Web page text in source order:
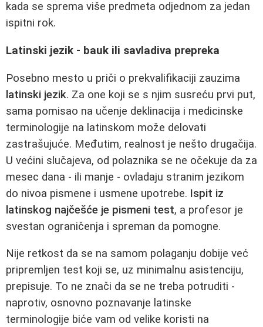
kada se sprema više predmeta odjednom za jedan
ispitni rok.
Latinski jezik - bauk ili savladiva prepreka
Posebno mesto u priči o prekvalifikaciji zauzima
latinski jezik. Za one koji se s njim susreću prvi put,
sama pomisao na učenje deklinacija i medicinske
terminologije na latinskom može delovati
zastrašujuće. Međutim, realnost je nešto drugačija.
U većini slučajeva, od polaznika se ne očekuje da za
mesec dana - ili manje - ovladaju stranim jezikom
do nivoa pismene i usmene upotrebe. Ispit iz
latinskog najčešće je pismeni test, a profesor je
svestan ograničenja i spreman da pomogne.
Nije retkost da se na samom polaganju dobije već
pripremljen test koji se, uz minimalnu asistenciju,
prepisuje. To ne znači da se ne treba potruditi -
naprotiv, osnovno poznavanje latinske
terminologije biće vam od velike koristi na